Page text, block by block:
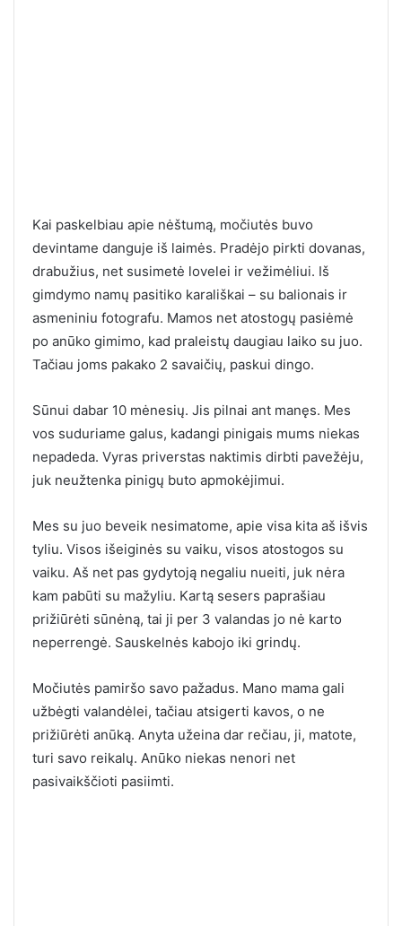
Kai paskelbiau apie nėštumą, močiutės buvo
devintame danguje iš laimės. Pradėjo pirkti dovanas,
drabužius, net susimetė lovelei ir vežimėliui. Iš
gimdymo namų pasitiko karališkai – su balionais ir
asmeniniu fotografu. Mamos net atostogų pasiėmė
po anūko gimimo, kad praleistų daugiau laiko su juo.
Tačiau joms pakako 2 savaičių, paskui dingo.
Sūnui dabar 10 mėnesių. Jis pilnai ant manęs. Mes
vos suduriame galus, kadangi pinigais mums niekas
nepadeda. Vyras priverstas naktimis dirbti pavežėju,
juk neužtenka pinigų buto apmokėjimui.
Mes su juo beveik nesimatome, apie visa kita aš išvis
tyliu. Visos išeiginės su vaiku, visos atostogos su
vaiku. Aš net pas gydytoją negaliu nueiti, juk nėra
kam pabūti su mažyliu. Kartą sesers paprašiau
prižiūrėti sūnėną, tai ji per 3 valandas jo nė karto
neperrengė. Sauskelnės kabojo iki grindų.
Močiutės pamiršo savo pažadus. Mano mama gali
užbėgti valandėlei, tačiau atsigerti kavos, o ne
prižiūrėti anūką. Anyta užeina dar rečiau, ji, matote,
turi savo reikalų. Anūko niekas nenori net
pasivaikščioti pasiimti.